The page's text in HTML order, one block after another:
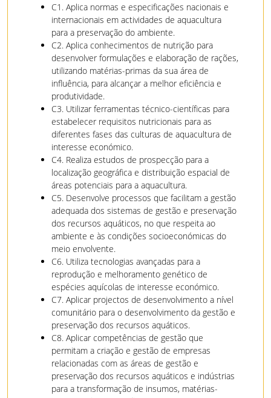
C1. Aplica normas e especificações nacionais e
internacionais em actividades de aquacultura
para a preservação do ambiente.
C2. Aplica conhecimentos de nutrição para
desenvolver formulações e elaboração de rações,
utilizando matérias-primas da sua área de
influência, para alcançar a melhor eficiência e
produtividade.
C3. Utilizar ferramentas técnico-científicas para
estabelecer requisitos nutricionais para as
diferentes fases das culturas de aquacultura de
interesse económico.
C4. Realiza estudos de prospecção para a
localização geográfica e distribuição espacial de
áreas potenciais para a aquacultura.
C5. Desenvolve processos que facilitam a gestão
adequada dos sistemas de gestão e preservação
dos recursos aquáticos, no que respeita ao
ambiente e às condições socioeconómicas do
meio envolvente.
C6. Utiliza tecnologias avançadas para a
reprodução e melhoramento genético de
espécies aquícolas de interesse económico.
C7. Aplicar projectos de desenvolvimento a nível
comunitário para o desenvolvimento da gestão e
preservação dos recursos aquáticos.
C8. Aplicar competências de gestão que
permitam a criação e gestão de empresas
relacionadas com as áreas de gestão e
preservação dos recursos aquáticos e indústrias
para a transformação de insumos, matérias-